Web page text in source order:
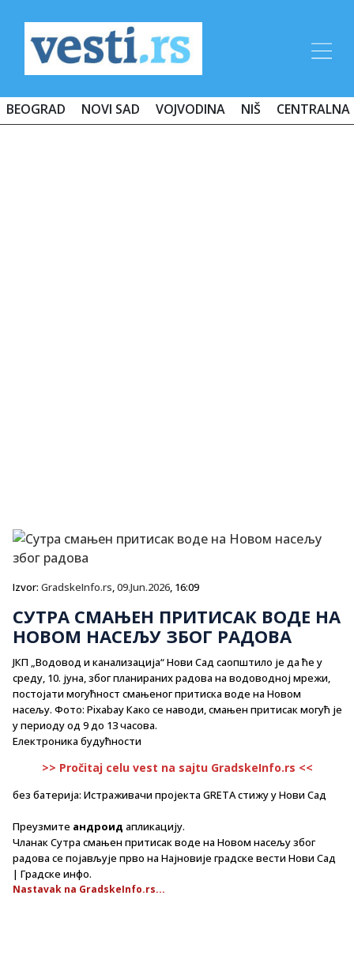
BEOGRAD NOVI SAD VOJVODINA NIŠ CENTRALNA
Izvor: GradskeInfo.rs,09.Jun.2026, 16:09
СУТРА СМАЊЕН ПРИТИСАК ВОДЕ НА
НОВОМ НАСЕЉУ ЗБОГ РАДОВА
ЈКП „Водовод и канализација“ Нови Сад саопштило је да ће у
среду, 10. јуна, због планираних радова на водоводној мрежи,
постојати могућност смањеног притиска воде на Новом
насељу. Фото: Pixabay Како се наводи, смањен притисак могућ је
у периоду од 9 до 13 часова.
Електроника будућности
>> Pročitaj celu vest na sajtu GradskeInfo.rs <<
без батерија: Истраживачи пројекта GRETA стижу у Нови Сад
Преузмите андроид апликацију.
Чланак Сутра смањен притисак воде на Новом насељу због
радова се појављује прво на Најновије градске вести Нови Сад
| Градске инфо.
Nastavak na GradskeInfo.rs...